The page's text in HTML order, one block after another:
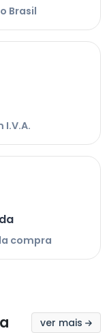
Brasil
compra
ver mais